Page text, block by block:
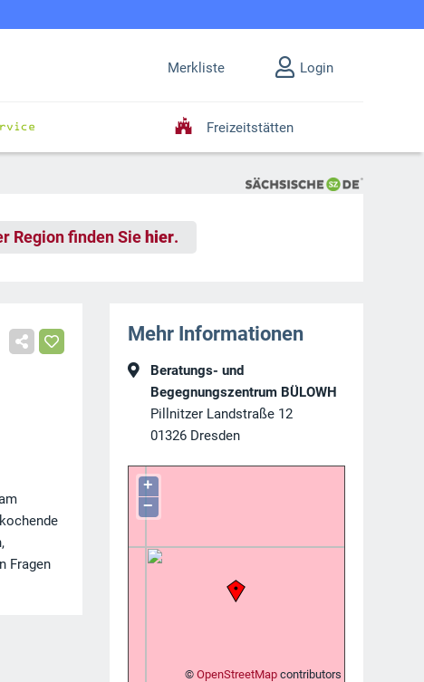
Merkliste Login
Freizeitstätten
Region finden Sie hier.
Fragen
Mehr Informationen
Beratungs- und
Begegnungszentrum BÜLOWH
Pillnitzer Landstraße 12
01326 Dresden
+
−
© OpenStreetMapcontributors